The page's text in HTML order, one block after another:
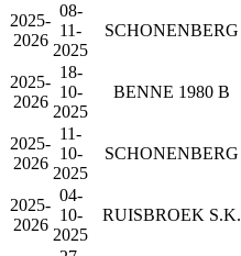
2025-
2026
08-
11-
2025
SCHONENBERG
2025-
2026
18-
10-
2025
BENNE 1980 B
2025-
2026
11-
10-
2025
SCHONENBERG
2025-
2026
04-
10-
2025
RUISBROEK S.K.